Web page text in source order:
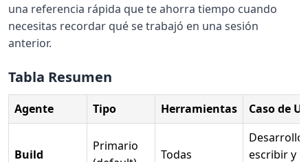
una referencia rápida que te ahorra tiempo cuando
necesitas recordar qué se trabajó en una sesión
anterior.
Tabla Resumen
Agente Tipo Herramientas Caso de
Build
Primario
Todas
Desarrollo
escribir y